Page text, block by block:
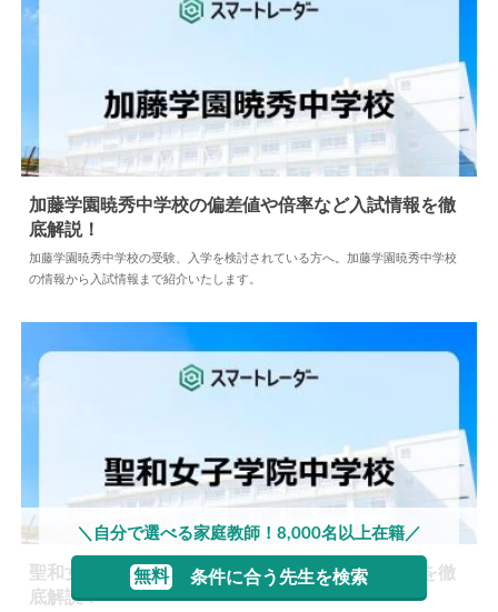
中学情報 2026.08.04
加藤学園暁秀中学校の偏差値や倍率など入試情報を徹
底解説！
加藤学園暁秀中学校の受験、入学を検討されている方へ。加藤学園暁秀中学校
の情報から入試情報まで紹介いたします。
聖和女子学院中学校の偏差値や倍率など入試情報を徹
底解説！
＼自分で選べる家庭教師！8,000名以上在籍／
無料 条件に合う先生を検索